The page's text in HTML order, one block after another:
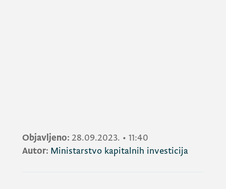
Objavljeno: 28.09.2023. • 11:40
Autor: Ministarstvo kapitalnih investicija